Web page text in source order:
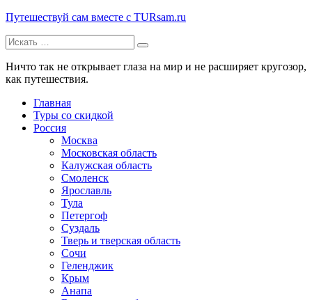
Путешествуй сам вместе с TURsam.ru
Путешествуй и узнавай новые места вместе с нами.
Искать:
Ничто так не открывает глаза на мир и не расширяет кругозор,
как путешествия.
Главная
Туры со скидкой
Россия
Москва
Московская область
Калужская область
Смоленск
Ярославль
Тула
Петергоф
Суздаль
Тверь и тверская область
Сочи
Геленджик
Крым
Анапа